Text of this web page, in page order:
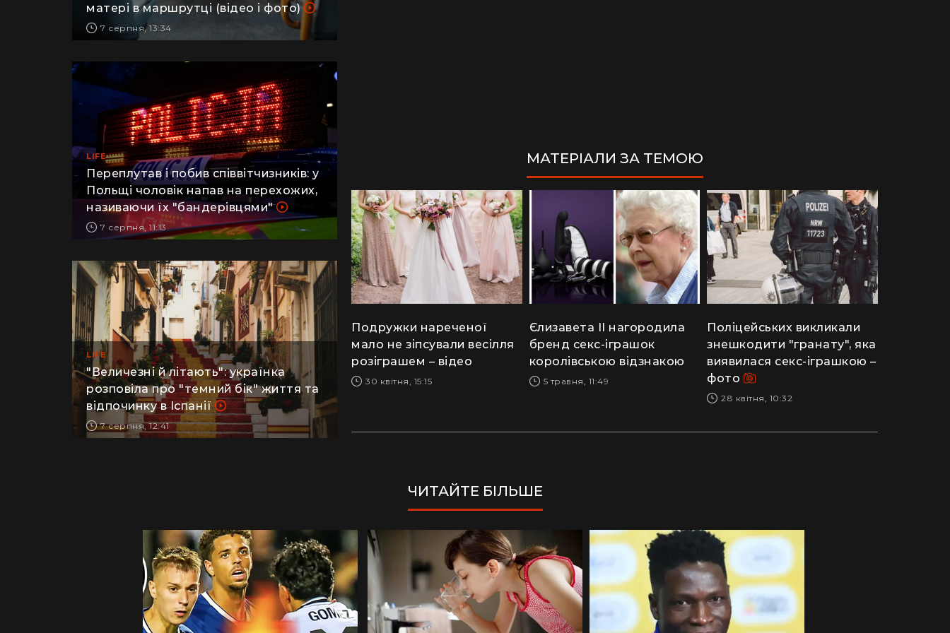
військовий заявив про побиття його
матері в маршрутці (відео і фото)
7 серпня, 13:34
LIFE
Переплутав і побив співвітчизників: у
Польщі чоловік напав на перехожих,
називаючи їх "бандерівцями"
7 серпня, 11:13
LIFE
​"Величезні й літають": українка
розповіла про "темний бік" життя та
відпочинку в Іспанії
7 серпня, 12:41
МАТЕРІАЛИ ЗА ТЕМОЮ
Подружки нареченої
мало не зіпсували весілля
розіграшем – відео
30 квітня, 15:15
Єлизавета ІІ нагородила
бренд секс-іграшок
королівською відзнакою
5 травня, 11:49
Поліцейських викликали
знешкодити "гранату", яка
виявилася секс-іграшкою –
фото
28 квітня, 10:32
ЧИТАЙТЕ БІЛЬШЕ